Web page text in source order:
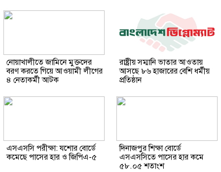
নোয়াখালীতে জামিনে মুক্তদের
বরণ করতে গিয়ে আওয়ামী লীগের
৪ নেতাকর্মী আটক
রাষ্ট্রীয় সম্মানি ভাতার আওতায়
আসছে ৮৬ হাজারের বেশি ধর্মীয়
প্রতিষ্ঠান
এসএসসি পরীক্ষা: যশোর বোর্ডে
কমেছে পাসের হার ও জিপিএ-৫
দিনাজপুর শিক্ষা বোর্ডে
এসএসসিতে পাসের হার কমে
৫৮.০৫ শতাংশ